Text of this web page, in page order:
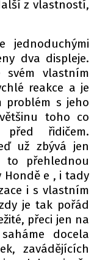
z vlastností,
jednoduchými
dva displeje.
svém vlastním
reakce a je
problém s jeho
toho co
řidičem.
už zbývá jen
to přehlednou
Hondě e , i tady
i s vlastním
je tak pořád
přeci jen na
docela
zavádějících